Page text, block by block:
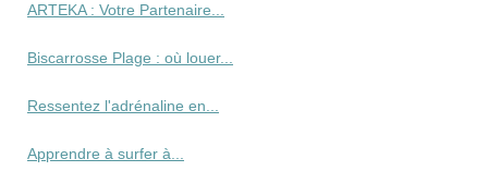
ARTEKA : Votre Partenaire...
Biscarrosse Plage : où louer...
Ressentez l'adrénaline en...
Apprendre à surfer à...